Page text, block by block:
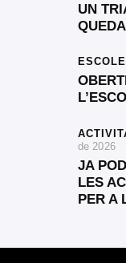
UN
de 2026
JA
LES
PER A